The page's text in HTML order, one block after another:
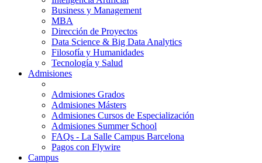
Business y Management
MBA
Dirección de Proyectos
Data Science & Big Data Analytics
Filosofía y Humanidades
Tecnología y Salud
Admisiones
Admisiones Grados
Admisiones Másters
Admisiones Cursos de Especialización
Admisiones Summer School
FAQs - La Salle Campus Barcelona
Pagos con Flywire
Campus